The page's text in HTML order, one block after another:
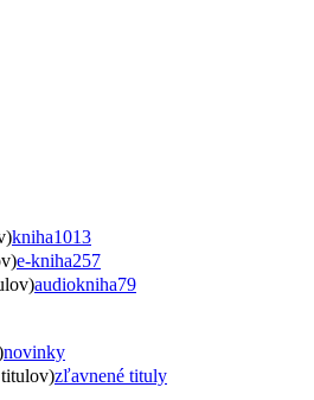
kniha1013
e-kniha257
audiokniha79
novinky
zľavnené tituly